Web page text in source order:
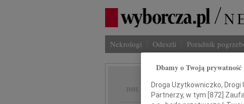
Nekrologi Odeszli Poradnik
IMIĘ I NAZWISKO: Maria
Dbamy o Twoją prywatność
Droga Użytkowniczko,
Partnerzy, w tym [ 872 ]